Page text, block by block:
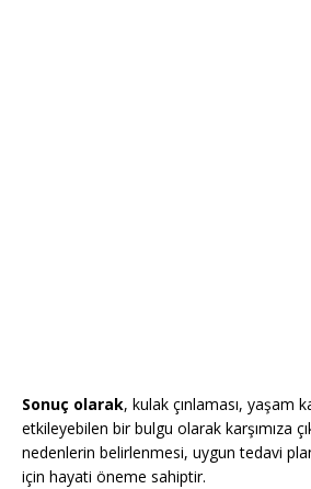
Sonuç olarak, kulak çınlaması, yaşam
etkileyebilen bir bulgu olarak karşımıza
nedenlerin belirlenmesi, uygun tedavi
için hayati öneme sahiptir.